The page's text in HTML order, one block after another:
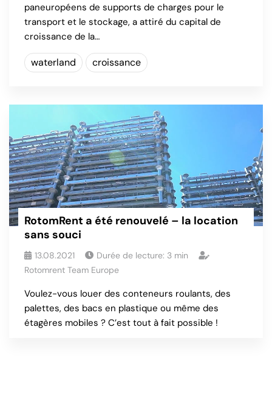
paneuropéens de supports de charges pour le
transport et le stockage, a attiré du capital de
croissance de la…
waterland croissance
RotomRent a été renouvelé – la location
sans souci
13.08.2021 Durée de lecture: 3 min
Rotomrent Team Europe
Voulez-vous louer des conteneurs roulants, des
palettes, des bacs en plastique ou même des
étagères mobiles ? C’est tout à fait possible !